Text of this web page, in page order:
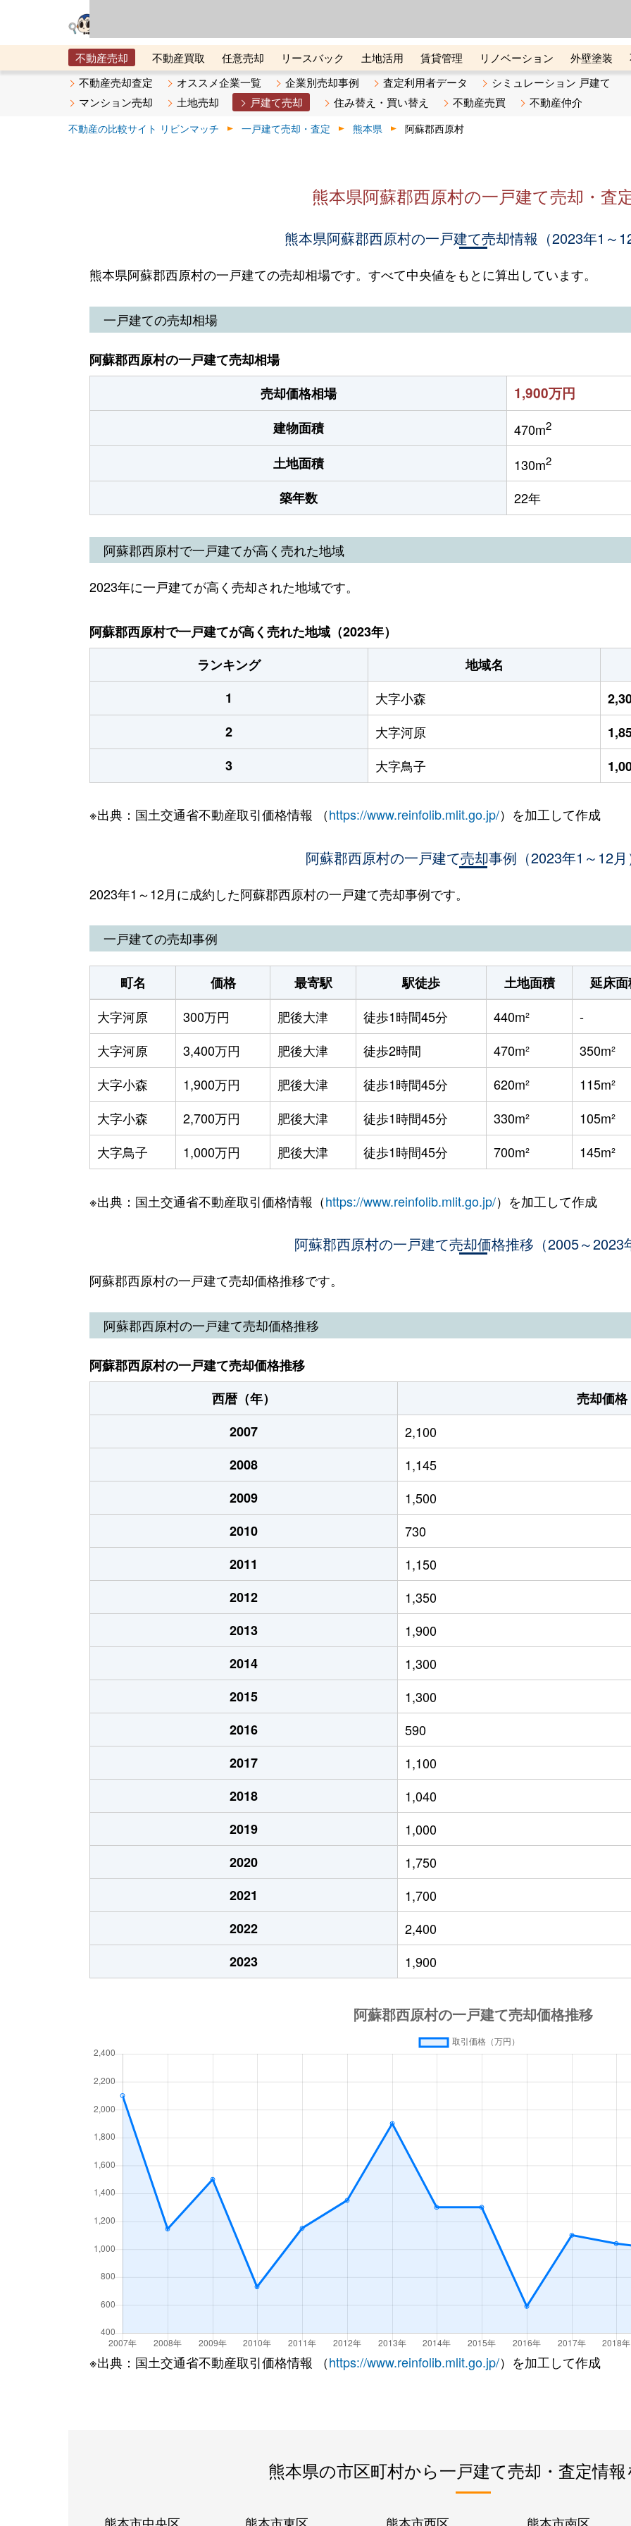
不動産売却 不動産買取 任意売却 リースバック 土地活用 賃貸管理 リノベーション 外壁塗装
メタ住宅展示場
ベスト不動産カンパニー オンライン講座 リビンマガジンBiz 不動産売却ご相談デスク
不動産売却査定 オススメ企業一覧 企業別売却事例 査定利用者データ
シミュレーション 戸建て
マンション売却
土地売却 戸建て売却 住み替え・買い替え 不動産売買 不動産仲介
不動産の比較サイト リビンマッチ 一戸建て売却・査定 熊本県 阿蘇郡西原村
熊本県阿蘇郡西原村の一戸建て売却・査
熊本県阿蘇郡西原村の一戸建て売却情報（2023年1～
熊本県阿蘇郡西原村の一戸建ての売却相場です。すべて中央値をもとに算出しています。
一戸建ての売却相場
阿蘇郡西原村の一戸建て売却相場
売却価格相場
1,900万円
建物面積 470m2
土地面積 130m2
築年数 22年
阿蘇郡西原村で一戸建てが高く売れた地域
2023年に一戸建てが高く売却された地域です。
阿蘇郡西原村で一戸建てが高く売れた地域（2023年）
ランキング
地域名
1
大字小森
2
大字河原
3
大字鳥子
※出典：国土交通省不動産取引価格情報 （https://www.reinfolib.mlit.go.jp/）を加工して作成
阿蘇郡西原村の一戸建て売却事例（2023年1～12月
2023年1～12月に成約した阿蘇郡西原村の一戸建て売却事例です。
一戸建ての売却事例
町名 価格 最寄駅 駅徒歩 土地面積
延床
大字河原
300万円 肥後大津 徒歩1時間45分 440m²
-
大字河原
3,400万円 肥後大津 徒歩2時間 470m²
350m²
大字小森
1,900万円 肥後大津 徒歩1時間45分 620m²
115m²
大字小森
2,700万円 肥後大津 徒歩1時間45分 330m²
105m²
大字鳥子
1,000万円 肥後大津 徒歩1時間45分 700m² 145m²
※出典：国土交通省不動産取引価格情報（https://www.reinfolib.mlit.go.jp/）を加工して作成
阿蘇郡西原村の一戸建て売却価格推移（2005～2023
阿蘇郡西原村の一戸建て売却価格推移です。
阿蘇郡西原村の一戸建て売却価格推移
阿蘇郡西原村の一戸建て売却価格推移
西暦（年）
売却価
2007
2,100
2008
1,145
2009
1,500
2010
730
2011
1,150
2012
1,350
2013
1,900
2014
1,300
2015
1,300
2016
590
2017
1,100
2018
1,040
2019
1,000
2020
1,750
2021
1,700
2022
2,400
2023
1,900
※出典：国土交通省不動産取引価格情報 （https://www.reinfolib.mlit.go.jp/）を加工して作成
熊本県の市区町村から一戸建て売却・査定情